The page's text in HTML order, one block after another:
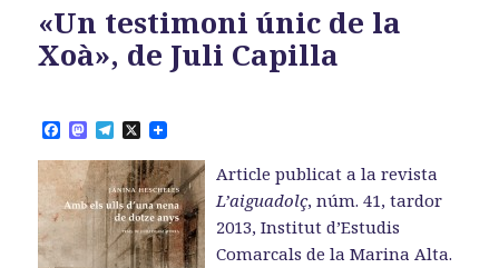
«Un testimoni únic de la
Xoà», de Juli Capilla
F
a
c
e
b
o
k
M
a
s
t
o
d
o
n
T
e
l
e
g
r
a
m
X
Article publicat a la revista
L’aiguadolç, núm. 41, tardor
2013, Institut d’Estudis
Comarcals de la Marina Alta.